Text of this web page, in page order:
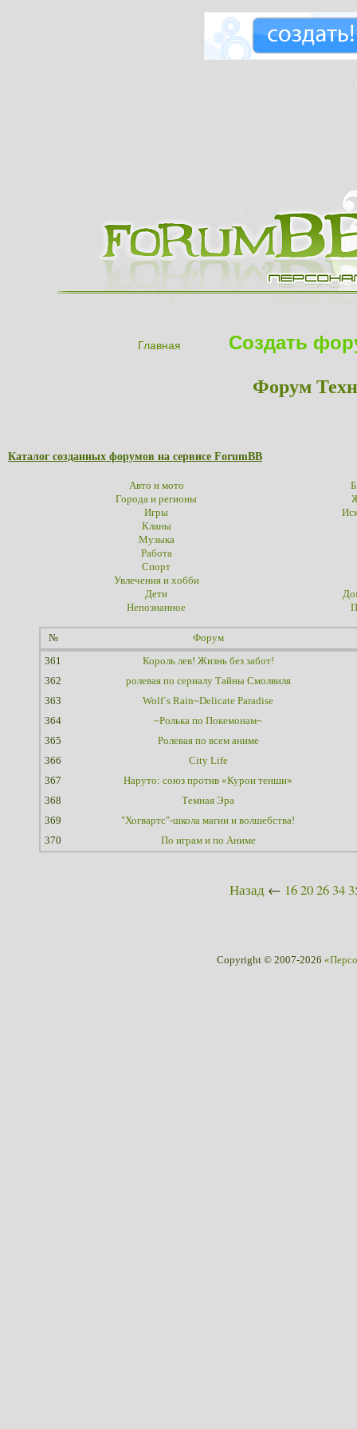
Главная Создать
Форум
Каталог созданных форумов на сервисе ForumBB
Авто и мото
Города и регионы
Игры
Кланы
Музыка
Работа
Спорт
Увлечения и хобби
Дети
Непознанное
№ Форум
361
Король лев! Жизнь без забот!
362
ролевая по сериалу Тайны Смолвиля
363
Wolf`s Rain~Delicate Paradise
364
~Ролька по Покемонам~
365
Ролевая по всем аниме
366
City Life
367
Наруто: союз против «Курои тенши»
368
Темная Эра
369
"Хогвартс"-школа магии и волшебства!
370
По играм и по Аниме
Назад ← 162026 34
Copyright © 2007-2026